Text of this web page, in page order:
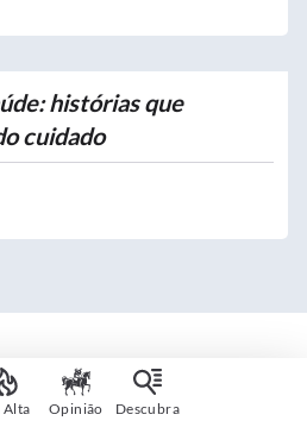
histórias que
cuidado
Alta Opinião Descubra